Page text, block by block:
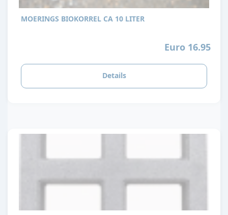
MOERINGS BIOKORREL CA 10 LITER
Euro 16.95
Details